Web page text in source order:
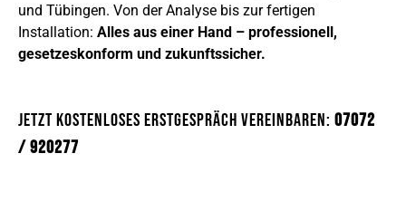
und Tübingen. Von der Analyse bis zur fertigen
Installation: Alles aus einer Hand – professionell,
gesetzeskonform und zukunftssicher.
Jetzt kostenloses Erstgespräch vereinbaren: 07072
/ 920277